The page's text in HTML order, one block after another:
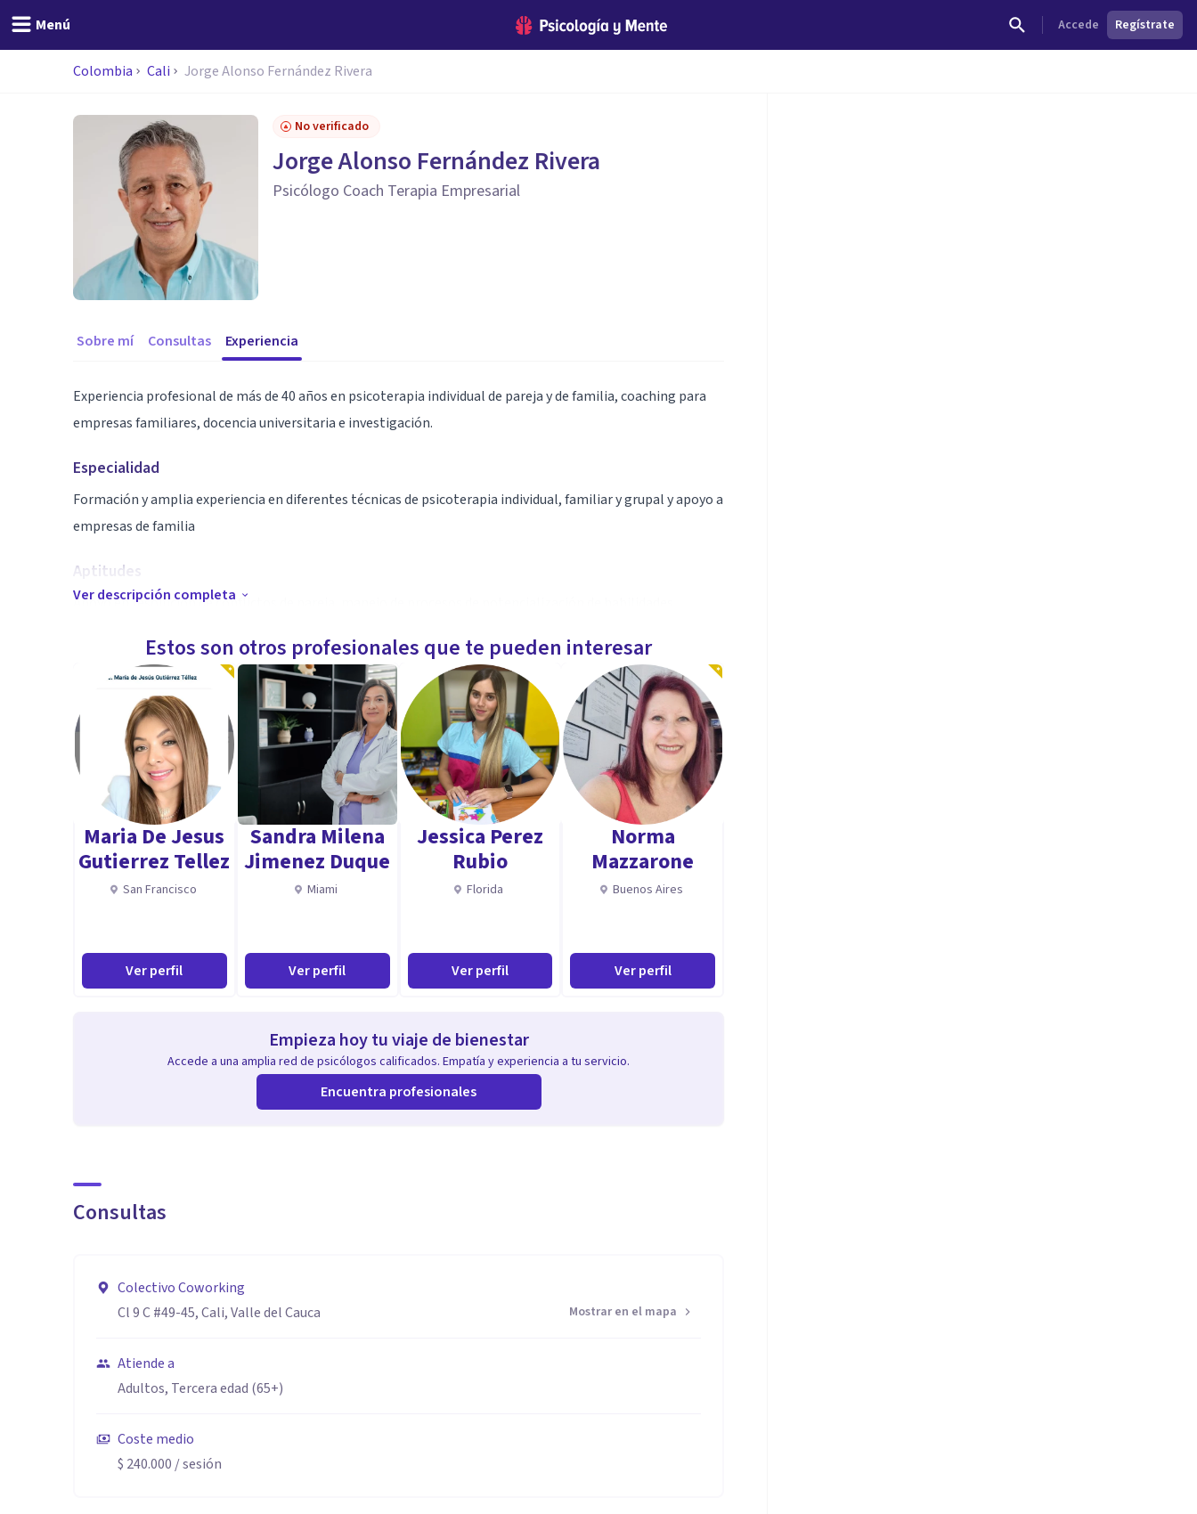
Menú Accede Regístrate
Colombia Cali Jorge Alonso Fernández Rivera
No verificado
Jorge Alonso Fernández Rivera
Psicólogo Coach Terapia Empresarial
Sobre mí Consultas Experiencia
Experiencia profesional de más de 40 años en psicoterapia individual de pareja y de familia, coaching para
empresas familiares, docencia universitaria e investigación.
Especialidad
Formación y amplia experiencia en diferentes técnicas de psicoterapia individual, familiar y grupal y apoyo a
empresas de familia
Aptitudes
Apoyo en resolución de conflictos de pareja, manejo de procesos de potencialización de habilidades,
empresarial/ familiar.
Ver descripción completa
Estos son otros profesionales que te pueden interesar
Maria De Jesus
Gutierrez Tellez
San Francisco
Ver perfil
Sandra Milena
Jimenez Duque
Miami
Ver perfil
Jessica Perez
Rubio
Florida
Ver perfil
Norma
Mazzarone
Buenos Aires
Ver perfil
Empieza hoy tu viaje de bienestar
Accede a una amplia red de psicólogos calificados. Empatía y experiencia a tu servicio.
Encuentra profesionales
Consultas
Colectivo Coworking
Cl 9 C #49-45, Cali, Valle del Cauca
Mostrar en el mapa
Atiende a
Adultos, Tercera edad (65+)
Coste medio
$ 240.000 / sesión